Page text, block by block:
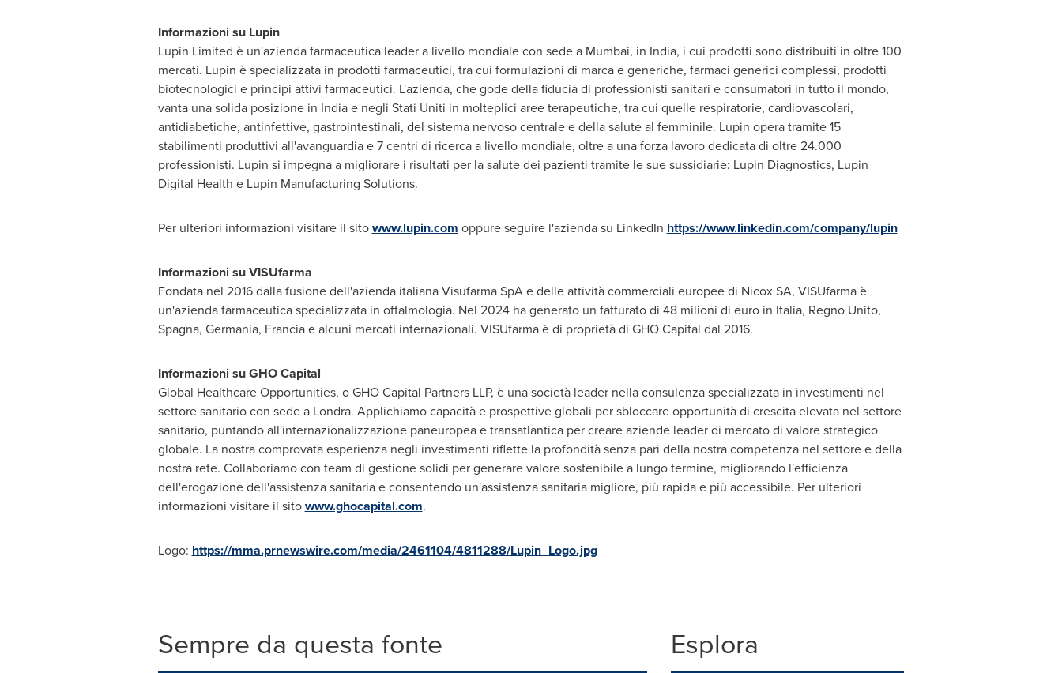
Informazioni su Lupin
Lupin Limited è un'azienda farmaceutica leader a livello mondiale con sede a Mumbai, in India, i cui prodotti sono distribuiti in oltre 100
mercati. Lupin è specializzata in prodotti farmaceutici, tra cui formulazioni di marca e generiche, farmaci generici complessi, prodotti
biotecnologici e principi attivi farmaceutici. L'azienda, che gode della fiducia di professionisti sanitari e consumatori in tutto il mondo,
vanta una solida posizione in India e negli Stati Uniti in molteplici aree terapeutiche, tra cui quelle respiratorie, cardiovascolari,
antidiabetiche, antinfettive, gastrointestinali, del sistema nervoso centrale e della salute al femminile. Lupin opera tramite 15
stabilimenti produttivi all'avanguardia e 7 centri di ricerca a livello mondiale, oltre a una forza lavoro dedicata di oltre 24.000
professionisti. Lupin si impegna a migliorare i risultati per la salute dei pazienti tramite le sue sussidiarie: Lupin Diagnostics, Lupin
Digital Health e Lupin Manufacturing Solutions.
Per ulteriori informazioni visitare il sitowww.lupin.com oppure seguire l'azienda su LinkedIn https://www.linkedin.com/company/lupin
Informazioni su VISUfarma
Fondata nel 2016 dalla fusione dell'azienda italiana Visufarma SpA e delle attività commerciali europee di Nicox SA, VISUfarma è
un'azienda farmaceutica specializzata in oftalmologia. Nel 2024 ha generato un fatturato di 48 milioni di euro in Italia, Regno Unito,
Spagna, Germania, Francia e alcuni mercati internazionali. VISUfarma è di proprietà di GHO Capital dal 2016.
Informazioni su GHO Capital
Global Healthcare Opportunities, o GHO Capital Partners LLP, è una società leader nella consulenza specializzata in investimenti nel
settore sanitario con sede a Londra. Applichiamo capacità e prospettive globali per sbloccare opportunità di crescita elevata nel settore
sanitario, puntando all'internazionalizzazione paneuropea e transatlantica per creare aziende leader di mercato di valore strategico
globale. La nostra comprovata esperienza negli investimenti riflette la profondità senza pari della nostra competenza nel settore e della
nostra rete. Collaboriamo con team di gestione solidi per generare valore sostenibile a lungo termine, migliorando l'efficienza
dell'erogazione dell'assistenza sanitaria e consentendo un'assistenza sanitaria migliore, più rapida e più accessibile. Per ulteriori
informazioni visitare il sitowww.ghocapital.com.
Logo: https://mma.prnewswire.com/media/2461104/4811288/Lupin_Logo.jpg
Sempre da questa fonte Esplora